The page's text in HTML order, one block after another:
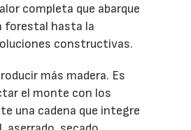
completa que abarque
forestal hasta la
constructivas.
más madera. Es
el monte con los
una cadena que integre